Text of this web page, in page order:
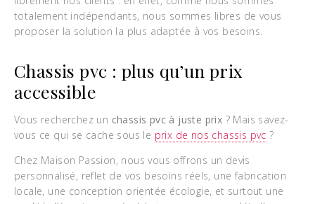
totalement indépendants, nous sommes libres de vous
proposer la solution la plus adaptée à vos besoins.
Chassis pvc : plus qu’un prix
accessible
Vous recherchez un chassis pvc à juste prix ? Mais savez-
vous ce qui se cache sous le prix de nos chassis pvc ?
Chez Maison Passion, nous vous offrons un devis
personnalisé, reflet de vos besoins réels, une fabrication
locale, une conception orientée écologie, et surtout une